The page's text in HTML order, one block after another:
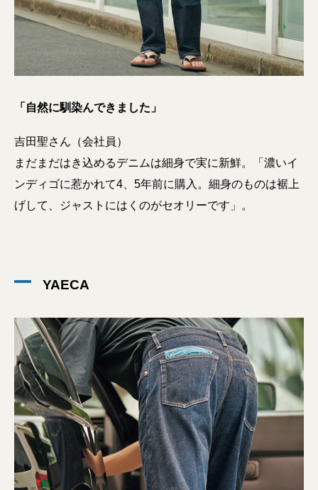
「自然に馴染んできました」
吉田聖さん（会社員）
まだまだはき込めるデニムは細身で実に新鮮。「濃いイ
ンディゴに惹かれて4、5年前に購入。細身のものは裾上
げして、ジャストにはくのがセオリーです」。
YAECA